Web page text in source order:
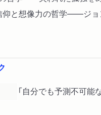
仰と想像力の哲学――ジョ
「自分でも予測不可能